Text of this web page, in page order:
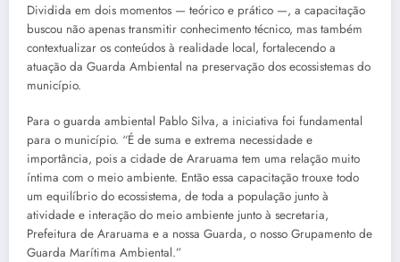
Dividida em dois momentos — teórico e prático —, a capacitação
buscou não apenas transmitir conhecimento técnico, mas também
contextualizar os conteúdos à realidade local, fortalecendo a
atuação da Guarda Ambiental na preservação dos ecossistemas do
município.
Para o guarda ambiental Pablo Silva, a iniciativa foi fundamental
para o município. “É de suma e extrema necessidade e
importância, pois a cidade de Araruama tem uma relação muito
íntima com o meio ambiente. Então essa capacitação trouxe todo
um equilíbrio do ecossistema, de toda a população junto à
atividade e interação do meio ambiente junto à secretaria,
Prefeitura de Araruama e a nossa Guarda, o nosso Grupamento de
Guarda Marítima Ambiental.”